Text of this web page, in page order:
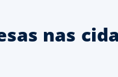
nas